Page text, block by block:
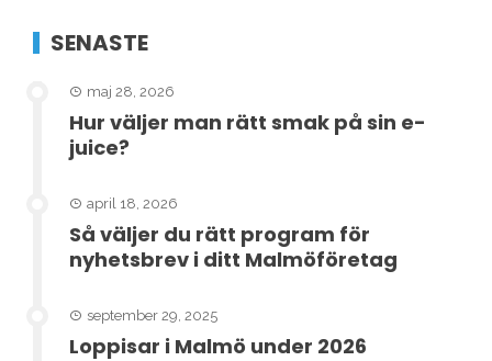
SENASTE
maj 28, 2026
Hur väljer man rätt smak på sin e-
juice?
april 18, 2026
Så väljer du rätt program för
nyhetsbrev i ditt Malmöföretag
september 29, 2025
Loppisar i Malmö under 2026